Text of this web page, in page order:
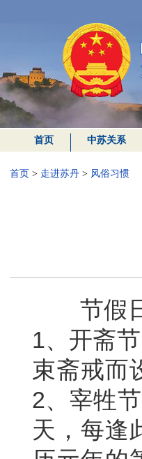
首页 中苏关系
首页 > 走进苏丹> 风俗习惯
节假日
1、开斋
束斋戒而
2、宰牲
天，每逢